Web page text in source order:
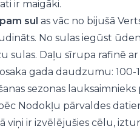
ir maigāki.
sul as vāc no bijušā
No sulas iegūst
sulas. Daļu sīrupa rafinē
gada daudzumu: 100-
sezonas
Nodokļu pārvaldes
viņi ir izvēlējušies cēlu,